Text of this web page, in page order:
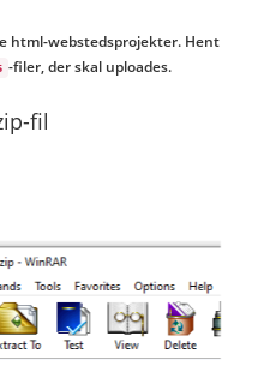
html-webstedsprojekter. Hent
-filer, der skal uploades.
fil